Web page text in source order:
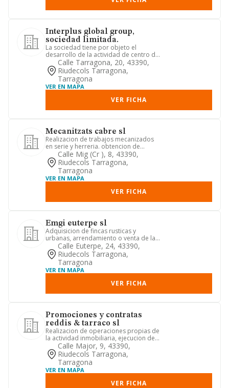
Interplus global group,
sociedad limitada.
La sociedad tiene por objeto el
desarrollo de la actividad de centro de
operaciones emisor y recept...
Calle Tarragona, 20, 43390,
Riudecols Tarragona,
Tarragona
VER EN MAPA
VER FICHA
Mecanitzats cabre sl
Realizacion de trabajos mecanizados
en serie y herreria. obtencion de
piezas y realizacion de traba...
Calle Mig (cr ), 8, 43390,
Riudecols Tarragona,
Tarragona
VER EN MAPA
VER FICHA
Emgi euterpe sl
Adquisicion de fincas rusticas y
urbanas, arrendamiento o venta de las
mismas.q
Calle Euterpe, 24, 43390,
Riudecols Tarragona,
Tarragona
VER EN MAPA
VER FICHA
Promociones y contratas
reddis & tarraco sl
Realizacion de operaciones propias de
la actividad inmobiliaria, ejecucion de
obras de urbanizacion...
Calle Major, 9, 43390,
Riudecols Tarragona,
Tarragona
VER EN MAPA
VER FICHA